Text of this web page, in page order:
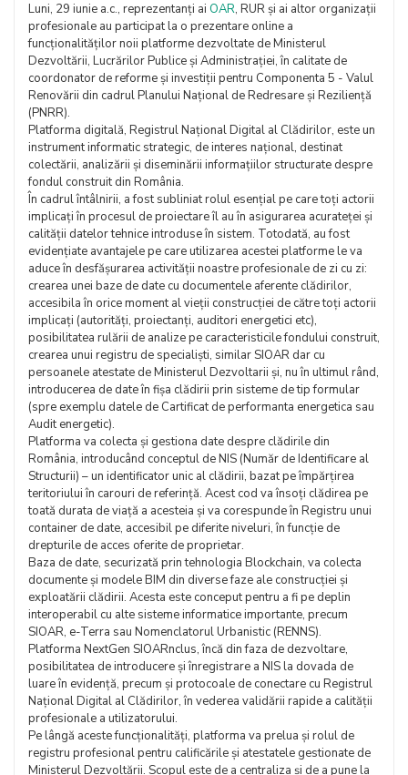
Luni, 29 iunie a.c., reprezentanți ai OAR, RUR și ai altor organizații
profesionale au participat la o prezentare online a
funcționalităților noii platforme dezvoltate de Ministerul
Dezvoltării, Lucrărilor Publice și Administrației, în calitate de
coordonator de reforme și investiții pentru Componenta 5 - Valul
Renovării din cadrul Planului Național de Redresare și Reziliență
(PNRR).
Platforma digitală, Registrul Național Digital al Clădirilor, este un
instrument informatic strategic, de interes național, destinat
colectării, analizării și diseminării informațiilor structurate despre
fondul construit din România.
În cadrul întâlnirii, a fost subliniat rolul esențial pe care toți actorii
implicați în procesul de proiectare îl au în asigurarea acurateței și
calității datelor tehnice introduse în sistem. Totodată, au fost
evidențiate avantajele pe care utilizarea acestei platforme le va
aduce în desfășurarea activității noastre profesionale de zi cu zi:
crearea unei baze de date cu documentele aferente clădirilor,
accesibila în orice moment al vieții construcției de către toți actorii
implicați (autorități, proiectanți, auditori energetici etc),
posibilitatea rulării de analize pe caracteristicile fondului construit,
crearea unui registru de specialiști, similar SIOAR dar cu
persoanele atestate de Ministerul Dezvoltarii și, nu în ultimul rând,
introducerea de date în fișa clădirii prin sisteme de tip formular
(spre exemplu datele de Cartificat de performanta energetica sau
Audit energetic).
Platforma va colecta și gestiona date despre clădirile din
România, introducând conceptul de NIS (Număr de Identificare al
Structurii) – un identificator unic al clădirii, bazat pe împărțirea
teritoriului în carouri de referință. Acest cod va însoți clădirea pe
toată durata de viață a acesteia și va corespunde în Registru unui
container de date, accesibil pe diferite niveluri, în funcție de
drepturile de acces oferite de proprietar.
Baza de date, securizată prin tehnologia Blockchain, va colecta
documente și modele BIM din diverse faze ale construcției și
exploatării clădirii. Acesta este conceput pentru a fi pe deplin
interoperabil cu alte sisteme informatice importante, precum
SIOAR, e-Terra sau Nomenclatorul Urbanistic (RENNS).
Platforma NextGen SIOARnclus, încă din faza de dezvoltare,
posibilitatea de introducere și înregistrare a NIS la dovada de
luare în evidență, precum și protocoale de conectare cu Registrul
Național Digital al Clădirilor, în vederea validării rapide a calității
profesionale a utilizatorului.
Pe lângă aceste funcționalități, platforma va prelua și rolul de
registru profesional pentru calificările și atestatele gestionate de
Ministerul Dezvoltării. Scopul este de a centraliza și de a pune la